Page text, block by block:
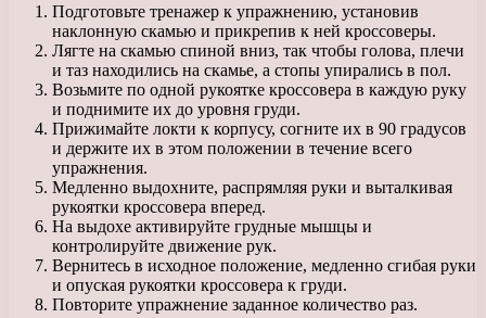
Подготовьте тренажер к упражнению, установив
наклонную скамью и прикрепив к ней кроссоверы.
Лягте на скамью спиной вниз, так чтобы голова, плечи
и таз находились на скамье, а стопы упирались в пол.
Возьмите по одной рукоятке кроссовера в каждую руку
и поднимите их до уровня груди.
Прижимайте локти к корпусу, согните их в 90 градусов
и держите их в этом положении в течение всего
упражнения.
Медленно выдохните, распрямляя руки и выталкивая
рукоятки кроссовера вперед.
На выдохе активируйте грудные мышцы и
контролируйте движение рук.
Вернитесь в исходное положение, медленно сгибая руки
и опуская рукоятки кроссовера к груди.
Повторите упражнение заданное количество раз.